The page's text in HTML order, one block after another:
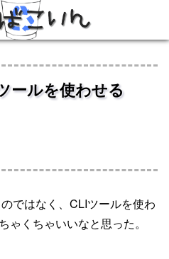
ールを使わせる
ではなく、CLIツールを使わ
ゃくちゃいいなと思った。
こいん